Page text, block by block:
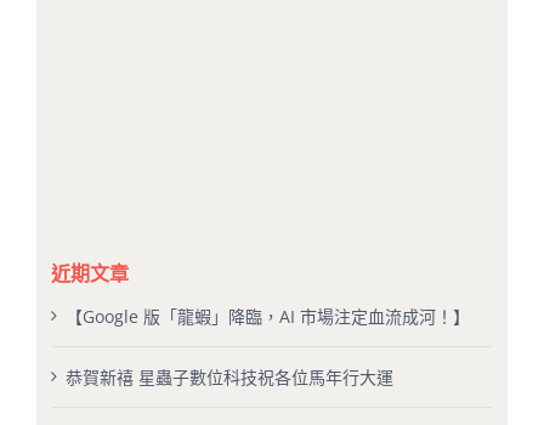
近期文章
【Google 版「龍蝦」降臨，AI 市場注定血流成河！】
恭賀新禧 星蟲子數位科技祝各位馬年行大運